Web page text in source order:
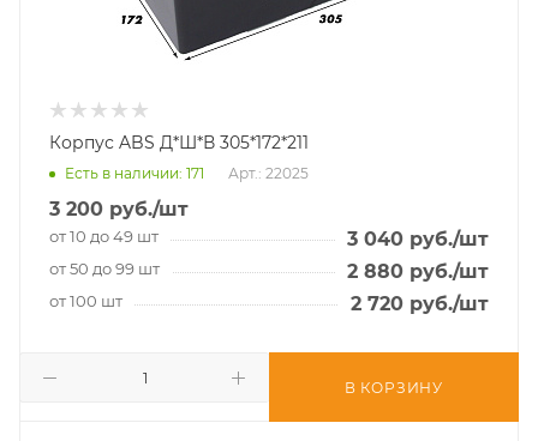
Корпус ABS Д*Ш*В 305*172*211
Есть в наличии: 171 Арт.: 22025
3 200 руб./шт
от 10 до 49 шт 3 040 руб./шт
от 50 до 99 шт 2 880 руб./шт
от 100 шт 2 720 руб./шт
В КОРЗИНУ